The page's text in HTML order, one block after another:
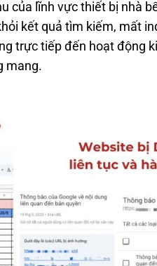
của lĩnh vực thiết bị nhà
kết quả tìm kiếm, mất
trực tiếp đến hoạt động
mang.